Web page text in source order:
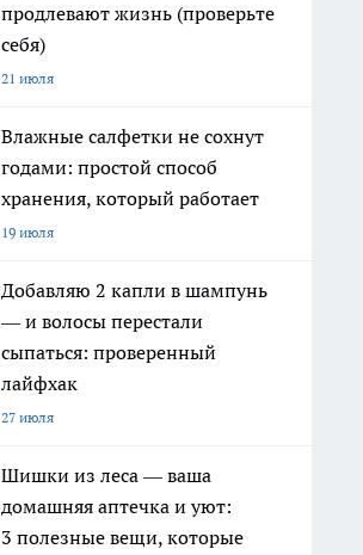
продлевают жизнь (проверьте
себя)
21 июля
Влажные салфетки не сохнут
годами: простой способ
хранения, который работает
19 июля
Добавляю 2 капли в шампунь
— и волосы перестали
сыпаться: проверенный
лайфхак
27 июля
Шишки из леса — ваша
домашняя аптечка и уют:
3 полезные вещи, которые